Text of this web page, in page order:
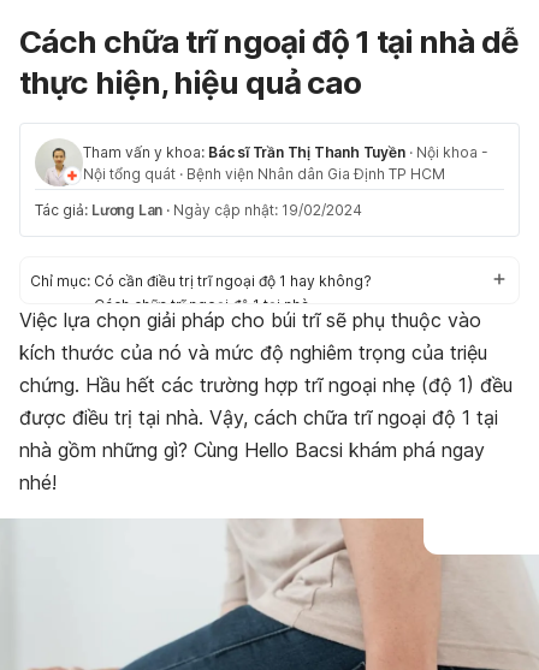
Cách chữa trĩ ngoại độ 1 tại nhà dễ
thực hiện, hiệu quả cao
Tham vấn y khoa: Bác sĩ Trần Thị Thanh Tuyền · Nội khoa -
Nội tổng quát · Bệnh viện Nhân dân Gia Định TP HCM
Tác giả: Lương Lan · Ngày cập nhật: 19/02/2024
Chỉ mục: Có cần điều trị trĩ ngoại độ 1 hay không?
Cách chữa trĩ ngoại độ 1 tại nhà
Việc lựa chọn giải pháp cho búi trĩ sẽ phụ thuộc vào
kích thước của nó và mức độ nghiêm trọng của triệu
chứng. Hầu hết các trường hợp trĩ ngoại nhẹ (độ 1) đều
được điều trị tại nhà. Vậy, cách chữa trĩ ngoại độ 1 tại
nhà gồm những gì? Cùng Hello Bacsi khám phá ngay
nhé!